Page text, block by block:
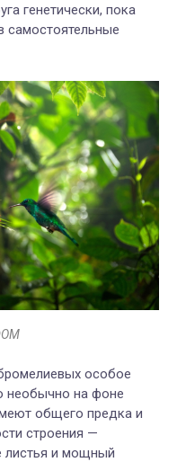
генетически, пока
самостоятельные
особое
необычно на фоне
общего предка и
строения —
листья и мощный